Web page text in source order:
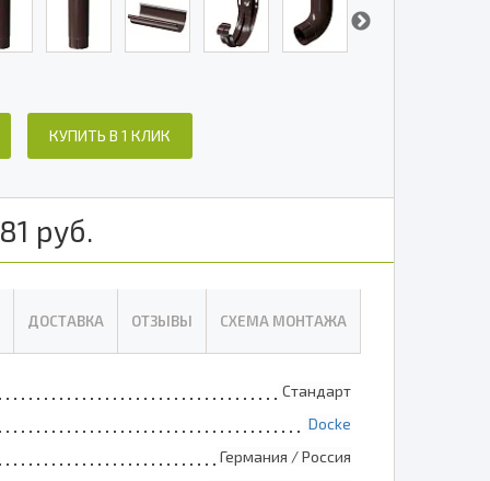
КУПИТЬ В 1 КЛИК
руб.
ДОСТАВКА ОТЗЫВЫ СХЕМА МОНТАЖА
Стандарт
Docke
Германия / Россия